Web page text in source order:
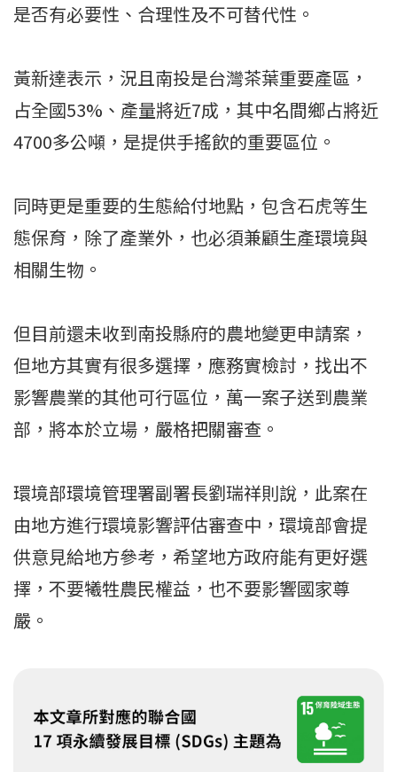
是否有必要性、合理性及不可替代性。
黃新達表示，況且南投是台灣茶葉重要產區，
占全國53%、產量將近7成，其中名間鄉占將近
4700多公噸，是提供手搖飲的重要區位。
同時更是重要的生態給付地點，包含石虎等生
態保育，除了產業外，也必須兼顧生產環境與
相關生物。
但目前還未收到南投縣府的農地變更申請案，
但地方其實有很多選擇，應務實檢討，找出不
影響農業的其他可行區位，萬一案子送到農業
部，將本於立場，嚴格把關審查。
環境部環境管理署副署長劉瑞祥則說，此案在
由地方進行環境影響評估審查中，環境部會提
供意見給地方參考，希望地方政府能有更好選
擇，不要犧牲農民權益，也不要影響國家尊
嚴。